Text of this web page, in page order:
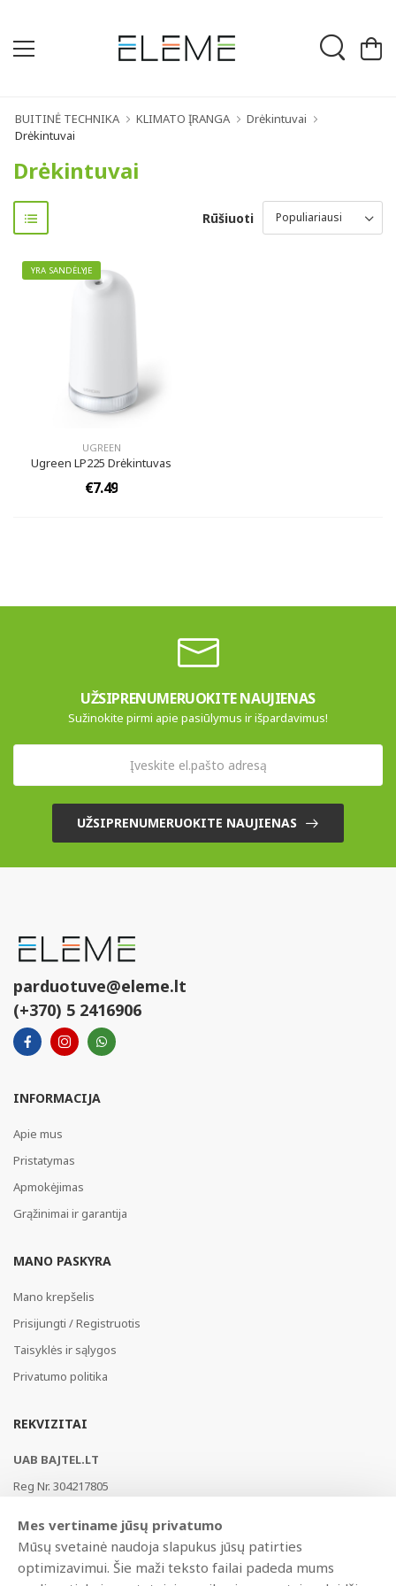
BUITINĖ TECHNIKA KLIMATO ĮRANGA
Drėkintuvai
Drėkintuvai
Drėkintuvai
Rūšiuoti
YRA SANDĖLYJE
UGREEN
Ugreen LP225 Drėkintuvas
€7.49
UŽSIPRENUMERUOKITE NAUJIENAS
Sužinokite pirmi apie pasiūlymus ir išpardavimus!
UŽSIPRENUMERUOKITE NAUJIENAS
parduotuve@eleme.lt
(+370) 5 2416906
INFORMACIJA
Apie mus
Pristatymas
Apmokėjimas
Grąžinimai ir garantija
MANO PASKYRA
Mano krepšelis
Prisijungti / Registruotis
Taisyklės ir sąlygos
Privatumo politika
REKVIZITAI
UAB BAJTEL.LT
Reg Nr. 304217805
Swedbank, HABALT22
LT177300010146217453
Mes vertiname jūsų privatumo
Mūsų svetainė naudoja slapukus jūsų patirties
optimizavimui. Šie maži teksto failai padeda mums